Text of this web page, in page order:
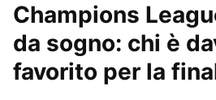
Champions
da sogno: chi è
favorito per la